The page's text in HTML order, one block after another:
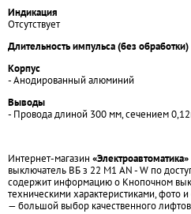
Индикация
Отсутствует
Длительность импульса (без обработки)
Корпус
- Анодированный алюминий
Выводы
- Провода длиной 300 мм, сечением
Интернет-магазин «Электроавтоматика»
выключатель ВБ з 22 M1 AN - W по
содержит информацию о Кнопочном
техническими характеристиками, фото
— большой выбор качественного